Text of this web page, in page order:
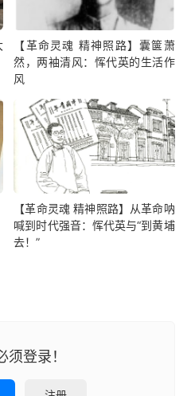
【革命灵魂 精神照路】囊箧萧
然，两袖清风：恽代英的生活作
风
【革命灵魂 精神照路】从革命呐
喊到时代强音：恽代英与“到黄埔
去！”
须登录！